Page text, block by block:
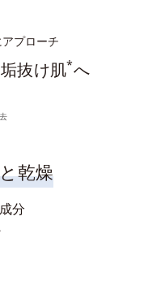
プローチ
抜け肌*へ
乾燥
分